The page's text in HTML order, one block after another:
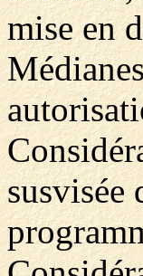
mise en
susvisée